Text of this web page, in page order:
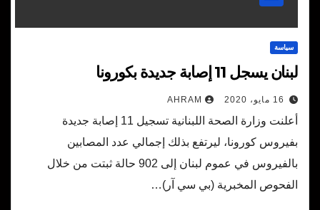
سياسة
لبنان يسجل 11 إصابة جديدة بكورونا
16 مايو، 2020 AHRAM
أعلنت وزارة الصحة اللبنانية تسجيل 11 إصابة جديدة
بفيروس كورونا، ليرتفع بذلك إجمالي عدد المصابين
بالفيروس في عموم لبنان إلى 902 حالة ثبتت من خلال
الفحوص المخبرية (بي سي آر)…